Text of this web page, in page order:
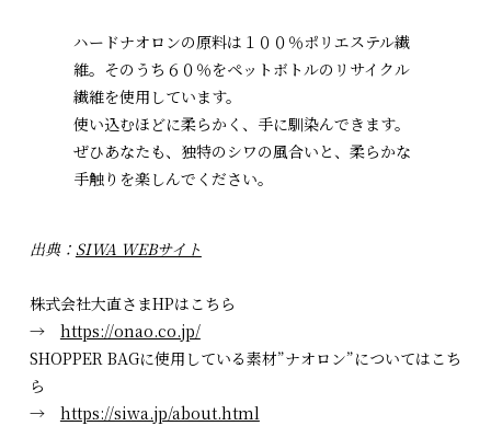
ハードナオロンの原料は１００％ポリエステル繊
維。そのうち６０％をペットボトルのリサイクル
繊維を使用しています。
使い込むほどに柔らかく、手に馴染んできます。
ぜひあなたも、独特のシワの風合いと、柔らかな
手触りを楽しんでください。
出典： SIWA WEBサイト
株式会社大直さまHPはこちら
→ https://onao.co.jp/
SHOPPER BAGに使用している素材”ナオロン”についてはこち
ら
→ https://siwa.jp/about.html